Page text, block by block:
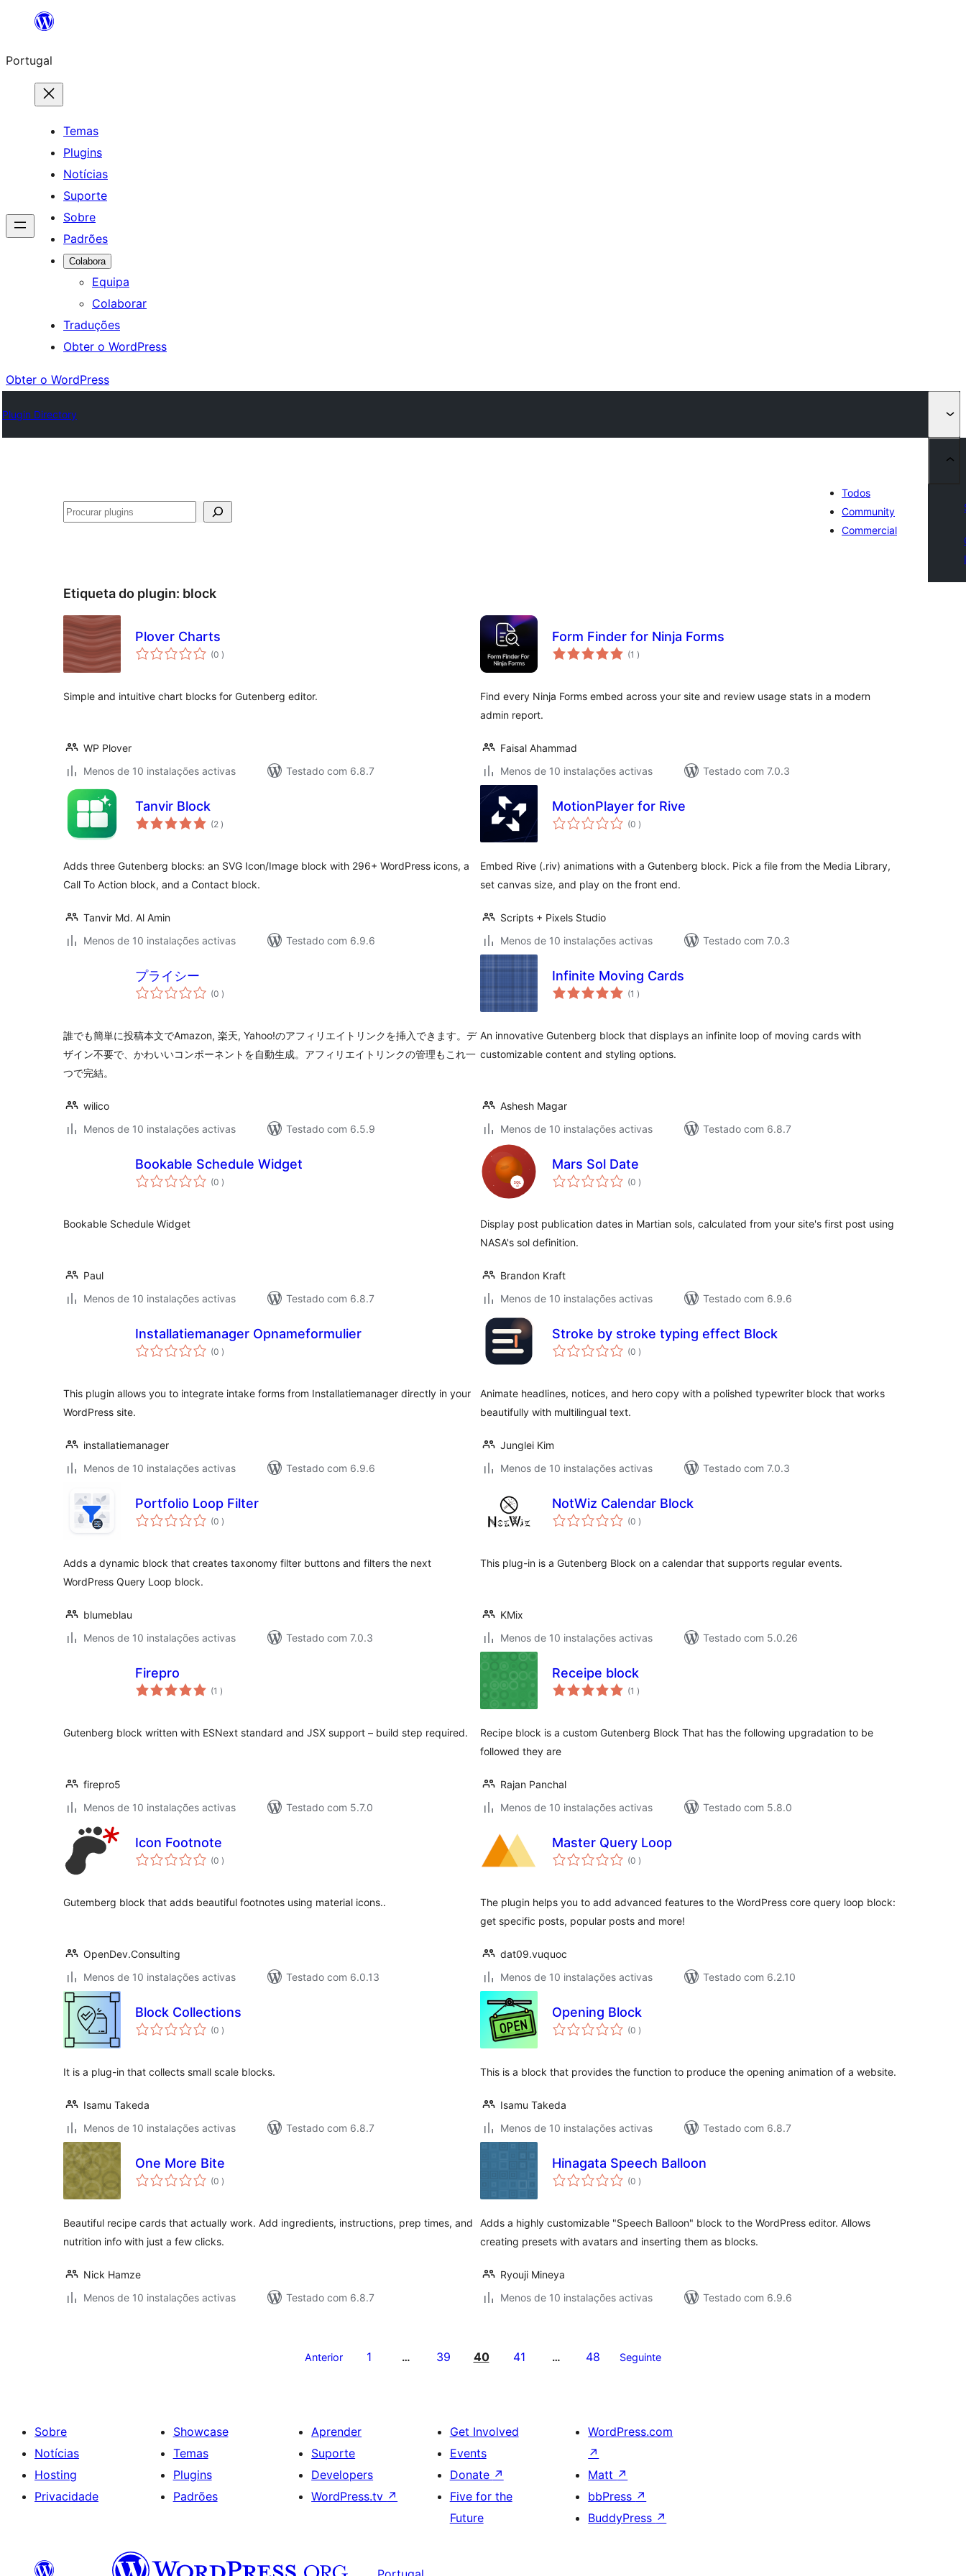
Saltar
o
conteúdo
Portugal
Temas
Plugins
Notícias
Suporte
Sobre
Padrões
Colabora
Equipa
Colaborar
Traduções
Obter o WordPress
Obter o WordPress
Plugin Directory
Pesquisar
Todos
Community
Commercial
Etiqueta do plugin: block
Plover Charts
(0 classificações
)
Simple and intuitive chart blocks for Gutenberg editor.
WP Plover
Menos de 10 instalações activas
Testado com 6.8.7
Form Finder for Ninja Forms
(1 classificações
)
Find every Ninja Forms embed across your site and review usage stats in a modern
admin report.
Faisal Ahammad
Menos de 10 instalações activas
Testado com 7.0.3
Tanvir Block
(2 classificações
)
Adds three Gutenberg blocks: an SVG Icon/Image block with 296+ WordPress icons, a
Call To Action block, and a Contact block.
Tanvir Md. Al Amin
Menos de 10 instalações activas
Testado com 6.9.6
MotionPlayer for Rive
(0 classificações
)
Embed Rive (.riv) animations with a Gutenberg block. Pick a file from the Media Library,
set canvas size, and play on the front end.
Scripts + Pixels Studio
Menos de 10 instalações activas
Testado com 7.0.3
プライシー
(0 classificações
)
誰でも簡単に投稿本文でAmazon, 楽天, Yahoo!のアフィリエイトリンクを挿入できます。デ
ザイン不要で、かわいいコンポーネントを自動生成。アフィリエイトリンクの管理もこれ一
つで完結。
wilico
Menos de 10 instalações activas
Testado com 6.5.9
Infinite Moving Cards
(1 classificações
)
An innovative Gutenberg block that displays an infinite loop of moving cards with
customizable content and styling options.
Ashesh Magar
Menos de 10 instalações activas
Testado com 6.8.7
Bookable Schedule Widget
(0 classificações
)
Bookable Schedule Widget
Paul
Menos de 10 instalações activas
Testado com 6.8.7
Mars Sol Date
(0 classificações
)
Display post publication dates in Martian sols, calculated from your site's first post using
NASA's sol definition.
Brandon Kraft
Menos de 10 instalações activas
Testado com 6.9.6
Installatiemanager Opnameformulier
(0 classificações
)
This plugin allows you to integrate intake forms from Installatiemanager directly in your
WordPress site.
installatiemanager
Menos de 10 instalações activas
Testado com 6.9.6
Stroke by stroke typing effect Block
(0 classificações
)
Animate headlines, notices, and hero copy with a polished typewriter block that works
beautifully with multilingual text.
Junglei Kim
Menos de 10 instalações activas
Testado com 7.0.3
Portfolio Loop Filter
(0 classificações
)
Adds a dynamic block that creates taxonomy filter buttons and filters the next
WordPress Query Loop block.
blumeblau
Menos de 10 instalações activas
Testado com 7.0.3
NotWiz Calendar Block
(0 classificações
)
This plug-in is a Gutenberg Block on a calendar that supports regular events.
KMix
Menos de 10 instalações activas
Testado com 5.0.26
Firepro
(1 classificações
)
Gutenberg block written with ESNext standard and JSX support – build step required.
firepro5
Menos de 10 instalações activas
Testado com 5.7.0
Receipe block
(1 classificações
)
Recipe block is a custom Gutenberg Block That has the following upgradation to be
followed they are
Rajan Panchal
Menos de 10 instalações activas
Testado com 5.8.0
Icon Footnote
(0 classificações
)
Gutemberg block that adds beautiful footnotes using material icons..
OpenDev.Consulting
Menos de 10 instalações activas
Testado com 6.0.13
Master Query Loop
(0 classificações
)
The plugin helps you to add advanced features to the WordPress core query loop block:
get specific posts, popular posts and more!
dat09.vuquoc
Menos de 10 instalações activas
Testado com 6.2.10
Block Collections
(0 classificações
)
It is a plug-in that collects small scale blocks.
Isamu Takeda
Menos de 10 instalações activas
Testado com 6.8.7
Opening Block
(0 classificações
)
This is a block that provides the function to produce the opening animation of a website.
Isamu Takeda
Menos de 10 instalações activas
Testado com 6.8.7
One More Bite
(0 classificações
)
Beautiful recipe cards that actually work. Add ingredients, instructions, prep times, and
nutrition info with just a few clicks.
Nick Hamze
Menos de 10 instalações activas
Testado com 6.8.7
Hinagata Speech Balloon
(0 classificações
)
Adds a highly customizable "Speech Balloon" block to the WordPress editor. Allows
creating presets with avatars and inserting them as blocks.
Ryouji Mineya
Menos de 10 instalações activas
Testado com 6.9.6
Anterior 1 … 39 40 41 … 48 Seguinte
Sobre
Notícias
Hosting
Privacidade
Showcase
Temas
Plugins
Padrões
Aprender
Suporte
Developers
WordPress.tv ↗
Get Involved
Events
Donate ↗
Five for the
Future
WordPress.com
↗
Matt ↗
bbPress ↗
BuddyPress ↗